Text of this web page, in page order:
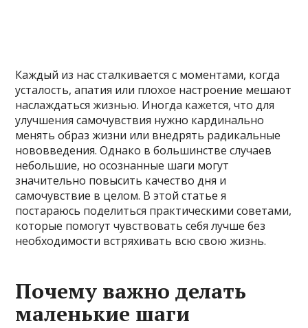
Каждый из нас сталкивается с моментами, когда
усталость, апатия или плохое настроение мешают
наслаждаться жизнью. Иногда кажется, что для
улучшения самочувствия нужно кардинально
менять образ жизни или внедрять радикальные
нововведения. Однако в большинстве случаев
небольшие, но осознанные шаги могут
значительно повысить качество дня и
самочувствие в целом. В этой статье я
постараюсь поделиться практическими советами,
которые помогут чувствовать себя лучше без
необходимости встряхивать всю свою жизнь.
Почему важно делать
маленькие шаги